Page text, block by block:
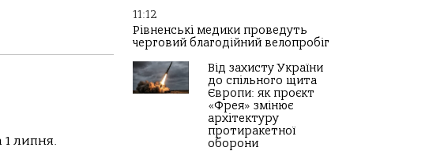
1 липня.
11:12
Рівненські медики проведуть
черговий благодійний велопробіг
Від захисту України
до спільного щита
Європи: як проєкт
«Фрея» змінює
архітектуру
протиракетної
оборони